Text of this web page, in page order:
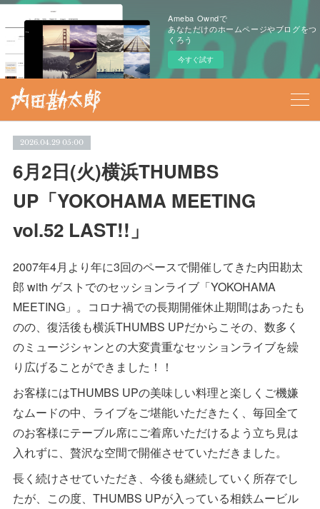
Ameba Owndで
あなただけのホームページやブログをつ
くろう
今すぐ試す
2026.04.29 05:00
6月2日(火)横浜THUMBS
UP「YOKOHAMA MEETING
vol.52 LAST!!」
2007年4月より年に3回のペースで開催してきた内田勘太
郎 with ゲストでのセッションライブ「YOKOHAMA
MEETING」。コロナ禍での長期開催休止期間はあったも
のの、復活後も横浜THUMBS UPだからこその、数多く
のミュージシャンとの大変貴重なセッションライブを繰
り広げることができました！！
お客様にはTHUMBS UPの美味しい料理と楽しくご機嫌
なムードの中、ライブをご堪能いただきたく、毎回全て
のお客様にテーブル席にご着席いただけるよう立ち見は
入れずに、贅沢な空間で開催させていただきました。
長く続けさせていただき、今後も継続していく所存でし
たが、この度、THUMBS UPが入っている相鉄ムービル